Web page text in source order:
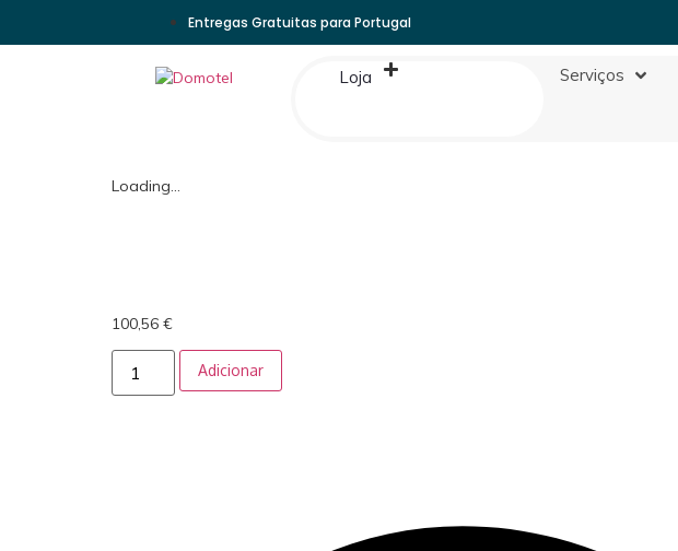
Entregas Gratuitas para Portugal
Loja Serviços
Loading...
100,56 €
Adicionar